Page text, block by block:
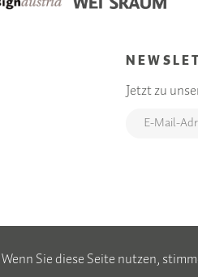
Jetzt zu
Sie diese Seite nutzen,